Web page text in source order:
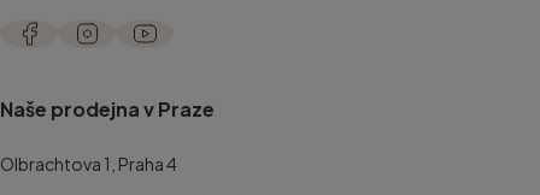
Naše prodejna v Praze
Olbrachtova 1, Praha 4